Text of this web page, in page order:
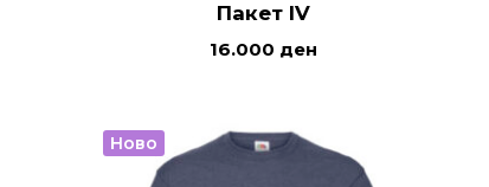
Пакет IV
16.000 ден
Ново